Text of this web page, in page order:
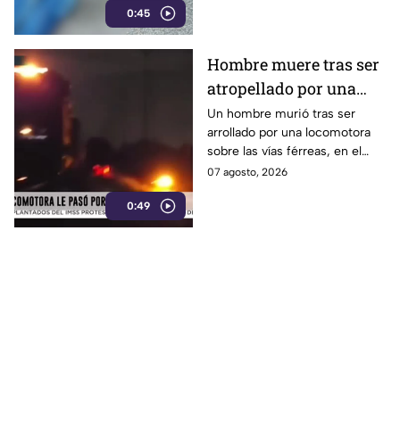
0:45
0:49
Hombre muere tras ser
atropellado por una
locomotora en Tlaxcala
Un hombre murió tras ser
arrollado por una locomotora
sobre las vías férreas, en el
municipio de San Luis
07 agosto, 2026